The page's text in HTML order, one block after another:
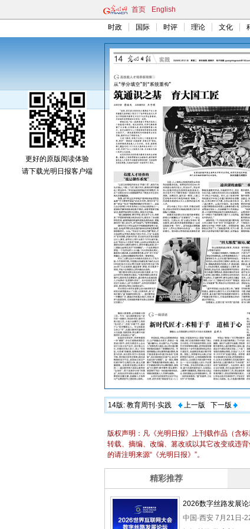
首页 English
时政 国际 时评 理论 文化
14版: 教育周刊·实践 上一版 下一版
更好的原版阅读体验
请下载光明日报客户端